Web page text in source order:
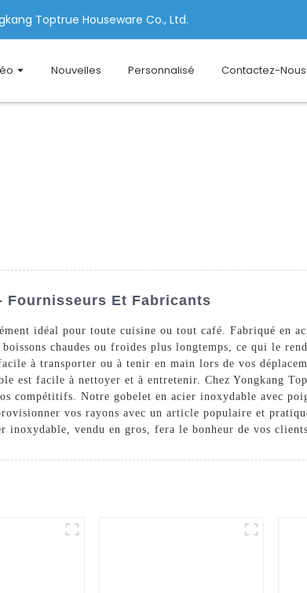
Toptrue Houseware Co., Ltd.
Nouvelles Personnalisé Contactez-Nous
Fournisseurs Et Fabricants
idéal pour toute cuisine ou tout café. Fabriqué en
chaudes ou froides plus longtemps, ce qui le
à transporter ou à tenir en main lors de vos
est facile à nettoyer et à entretenir. Chez Yongkang
compétitifs. Notre gobelet en acier inoxydable avec
vos rayons avec un article populaire et
vendu en gros, fera le bonheur de vos clients.